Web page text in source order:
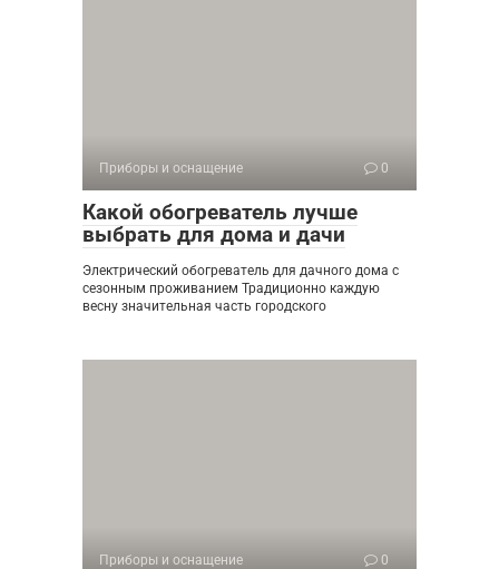
Приборы и оснащение 0
Какой обогреватель лучше
выбрать для дома и дачи
Электрический обогреватель для дачного дома с
сезонным проживанием Традиционно каждую
весну значительная часть городского
Приборы и оснащение 0